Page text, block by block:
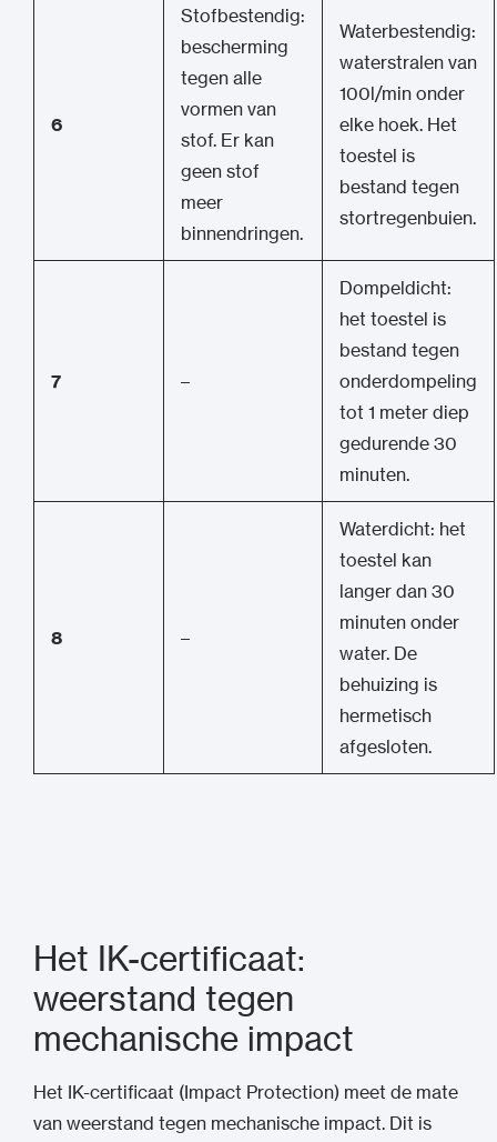
6
Stofbestendig:
bescherming
tegen alle
vormen van
stof. Er kan
geen stof
meer
binnendringen.
Waterbestendig:
waterstralen van
100l/min onder
elke hoek. Het
toestel is
bestand tegen
stortregenbuien.
7 –
Dompeldicht:
het toestel is
bestand tegen
onderdompeling
tot 1 meter diep
gedurende 30
minuten.
8 –
Waterdicht: het
toestel kan
langer dan 30
minuten onder
water. De
behuizing is
hermetisch
afgesloten.
Het IK-certificaat:
weerstand tegen
mechanische impact
Het IK-certificaat (Impact Protection) meet de mate
van weerstand tegen mechanische impact. Dit is